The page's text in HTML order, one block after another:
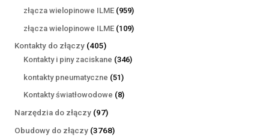
produktów
złącza wielopinowe ILME 959959
produktów
złącza wielopinowe ILME 109109
Kontakty do złączy 405405
produktów
Kontakty i piny zaciskane 346346
kontakty pneumatyczne 5151
produktów
Kontakty światłowodowe 88
Narzędzia do złączy 9797
produktów
Obudowy do złączy 37683768